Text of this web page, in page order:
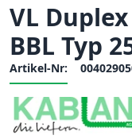
VL
BBL Typ
Artikel-Nr: